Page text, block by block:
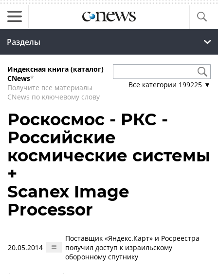
Разделы
Индексная книга (каталог)
CNews*
Получите все материалы
CNews по ключевому слову
Все категории 199225 ▼
Роскосмос - РКС -
Российские
космические системы
+
Scanex Image
Processor
20.05.2014
Поставщик «Яндекс.Карт» и Росреестра
получил доступ к израильскому
оборонному спутнику